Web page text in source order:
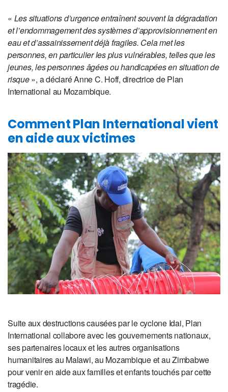
« Les situations d’urgence entraînent souvent la dégradation
et l’endommagement des systèmes d’approvisionnement en
eau et d’assainissement déjà fragiles. Cela met les
personnes, en particulier les plus vulnérables, telles que les
jeunes, les personnes âgées ou handicapées en situation de
risque», a déclaré Anne C. Hoff, directrice de Plan
International au Mozambique.
Comment Plan International vient
en aide aux victimes
Suite aux destructions causées par le cyclone Idai, Plan
International collabore avec les gouvernements nationaux,
ses partenaires locaux et les autres organisations
humanitaires au Malawi, au Mozambique et au Zimbabwe
pour venir en aide aux familles et enfants touchés par cette
tragédie.